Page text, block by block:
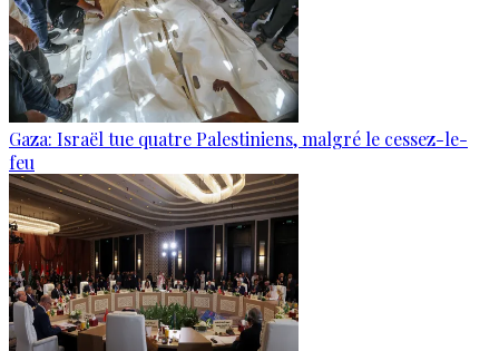
Gaza: Israël tue quatre Palestiniens, malgré le cessez-le-
feu